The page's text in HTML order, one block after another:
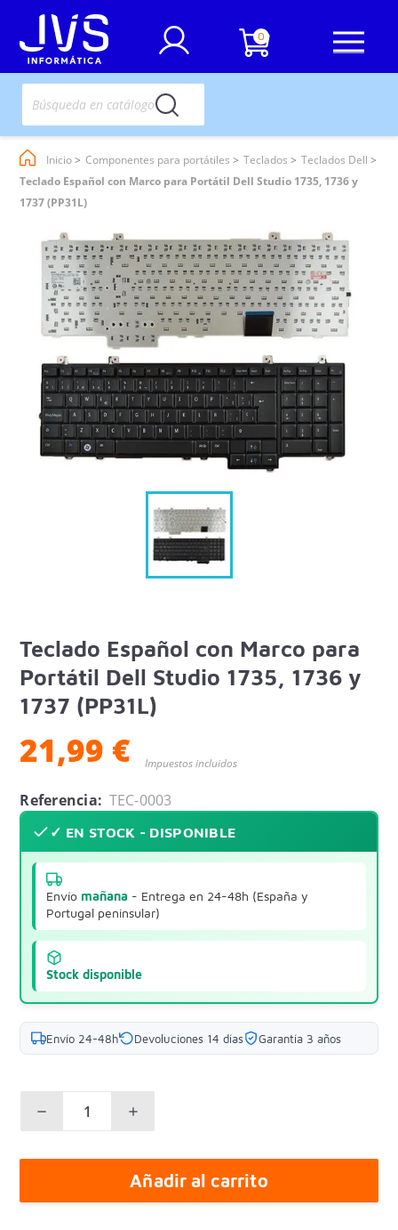
0
Inicio Componentes para portátiles Teclados
Teclados Dell
Teclado Español con Marco para Portátil Dell Studio 1735, 1736 y
1737 (PP31L)
Teclado Español con Marco para
Portátil Dell Studio 1735, 1736 y
1737 (PP31L)
21,99 € Impuestos incluidos
Referencia: TEC-0003
✓ EN STOCK - DISPONIBLE
Envío mañana - Entrega en 24-48h (España y
Portugal peninsular)
Stock disponible
Envío 24-48h Devoluciones 14 días Garantía 3 años
Añadir al carrito